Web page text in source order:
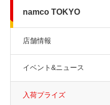
namco TOKYO
店舗情報
イベント&ニュース
入荷プライズ